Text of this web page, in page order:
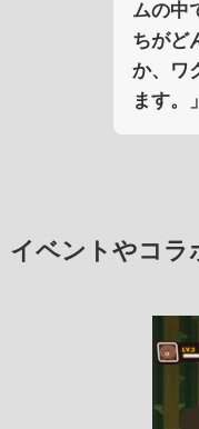
ムの中
ちがど
か、ワ
ます。」
イベントやコラ